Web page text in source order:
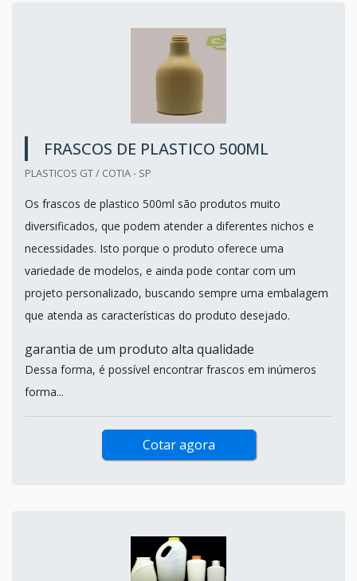
FRASCOS DE PLASTICO 500ML
PLASTICOS GT / COTIA - SP
Os frascos de plastico 500ml são produtos muito
diversificados, que podem atender a diferentes nichos e
necessidades. Isto porque o produto oferece uma
variedade de modelos, e ainda pode contar com um
projeto personalizado, buscando sempre uma embalagem
que atenda as características do produto desejado.
garantia de um produto alta qualidade
Dessa forma, é possível encontrar frascos em inúmeros
forma...
Cotar agora